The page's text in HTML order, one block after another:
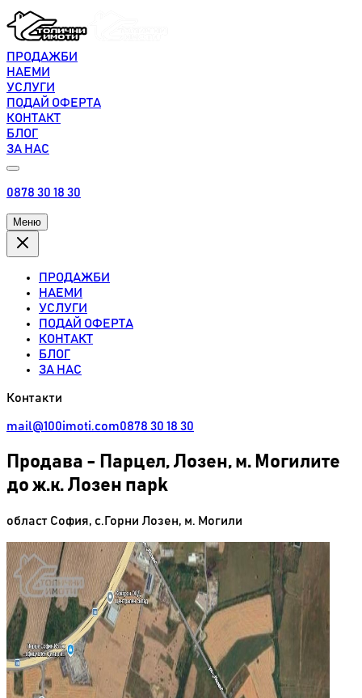
ПРОДАЖБИ
НАЕМИ
УСЛУГИ
ПОДАЙ ОФЕРТА
КОНТАКТ
БЛОГ
ЗА НАС
0878 30 18 30
Меню
ПРОДАЖБИ
НАЕМИ
УСЛУГИ
ПОДАЙ ОФЕРТА
КОНТАКТ
БЛОГ
ЗА НАС
Контакти
mail@100imoti.com0878 30 18 30
Продава - Парцел, Лозен, м. Могилите
до ж.к. Лозен парk
област София, с.Горни Лозен, м. Могили